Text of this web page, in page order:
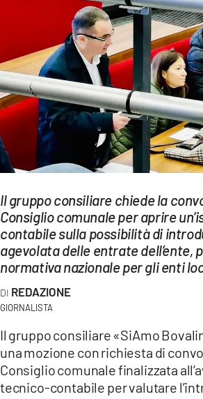
ECONOMIA E LAVORO
EVENTI
SPORT
Streaming
LAC NETWORK
LAC ONAIR
Network
LACPLAY.IT
LACTV.IT
LACONAIR.IT
Il gruppo consiliare chiede la
Consiglio comunale per aprire
contabile sulla possibilità di
agevolata delle entrate dell’ente,
normativa nazionale per gli enti
REDAZIONE
GIORNALISTA
Il gruppo consiliare «SiAmo
una mozione con richiesta di
Consiglio comunale finalizzata
tecnico-contabile per valutare